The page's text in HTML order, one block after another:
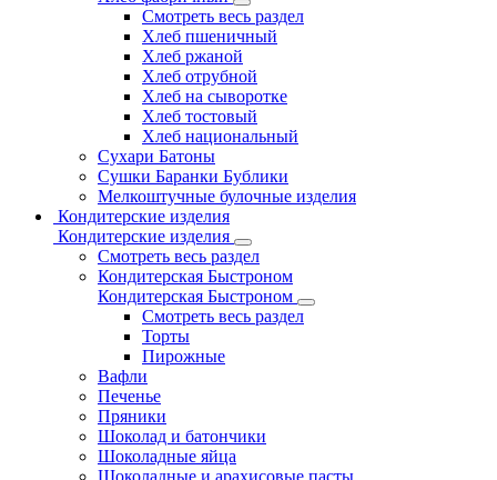
Смотреть весь раздел
Хлеб пшеничный
Хлеб ржаной
Хлеб отрубной
Хлеб на сыворотке
Хлеб тостовый
Хлеб национальный
Сухари Батоны
Сушки Баранки Бублики
Мелкоштучные булочные изделия
Кондитерские изделия
Кондитерские изделия
Смотреть весь раздел
Кондитерская Быстроном
Кондитерская Быстроном
Смотреть весь раздел
Торты
Пирожные
Вафли
Печенье
Пряники
Шоколад и батончики
Шоколадные яйца
Шоколадные и арахисовые пасты